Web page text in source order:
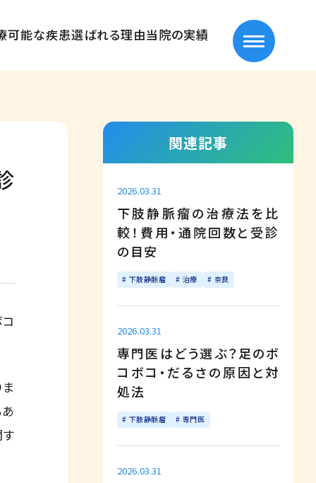
可能な疾患選ばれる理由当院の実績
関連記事
2026.03.31
下肢静脈瘤の治療法を比
較！費用・通院回数と受診
の目安
下肢静脈瘤 治療 奈良
2026.03.31
専門医はどう選ぶ？足のボ
コボコ・だるさの原因と対
処法
下肢静脈瘤 専門医
2026.03.31